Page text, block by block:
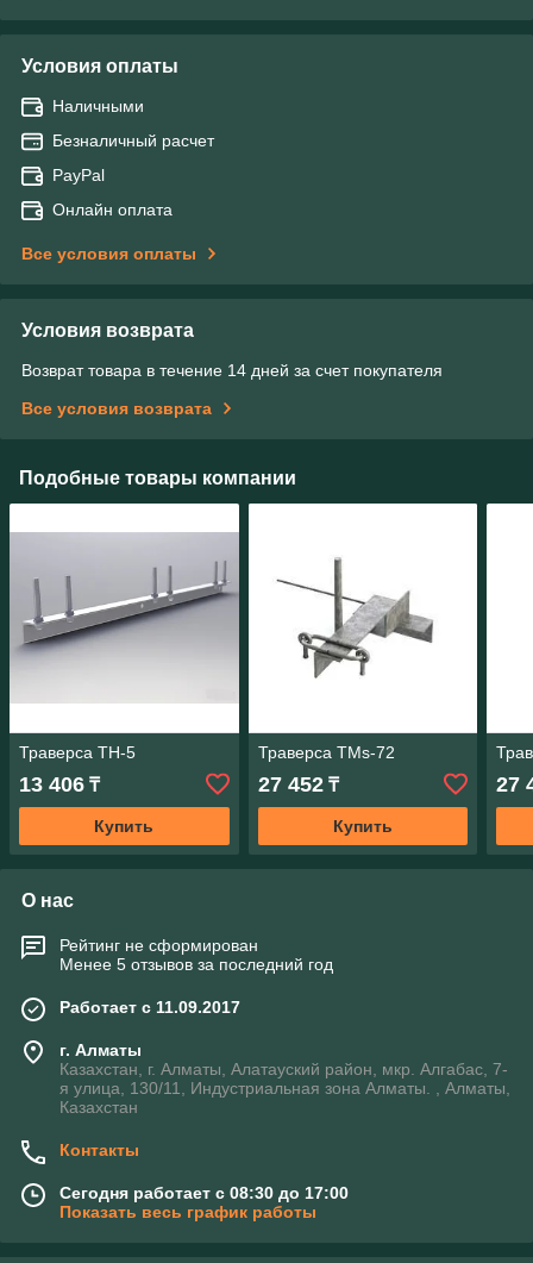
Условия оплаты
Наличными
Безналичный расчет
PayPal
Онлайн оплата
Все условия оплаты
Условия возврата
Возврат товара в течение 14 дней за счет покупателя
Все условия возврата
Подобные товары компании
Траверса ТН-5
13 406 ₸
Купить
Траверса ТМs-72
27 452₸
Купить
27
О нас
Рейтинг не сформирован
Менее 5 отзывов за последний год
Работает с 11.09.2017
г. Алматы
Казахстан, г. Алматы, Алатауский район, мкр. Алгабас, 7-
я улица, 130/11, Индустриальная зона Алматы. , Алматы,
Казахстан
Контакты
Сегодня работает с 08:30 до 17:00
Показать весь график работы